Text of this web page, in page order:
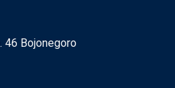
46 Bojonegoro